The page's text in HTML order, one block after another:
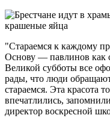
"Стараемся к каждому
Основу — павлинов как
Великой субботы все
рады, что люди
стараемся. Эта красота
впечатлились,
директор воскресной